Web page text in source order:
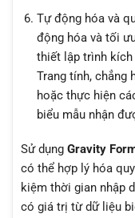
Tự động hóa và
động hóa và tối
thiết lập trình kích
Trang tính, chẳng
hoặc thực hiện
biểu mẫu nhận
Sử dụng Gravity
có thể hợp lý hóa
kiệm thời gian nhập
có giá trị từ dữ liệu